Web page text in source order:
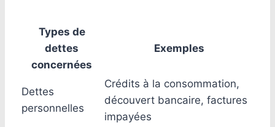
Types de
dettes
concernées
Exemples
Dettes
personnelles
Crédits à la consommation,
découvert bancaire, factures
impayées